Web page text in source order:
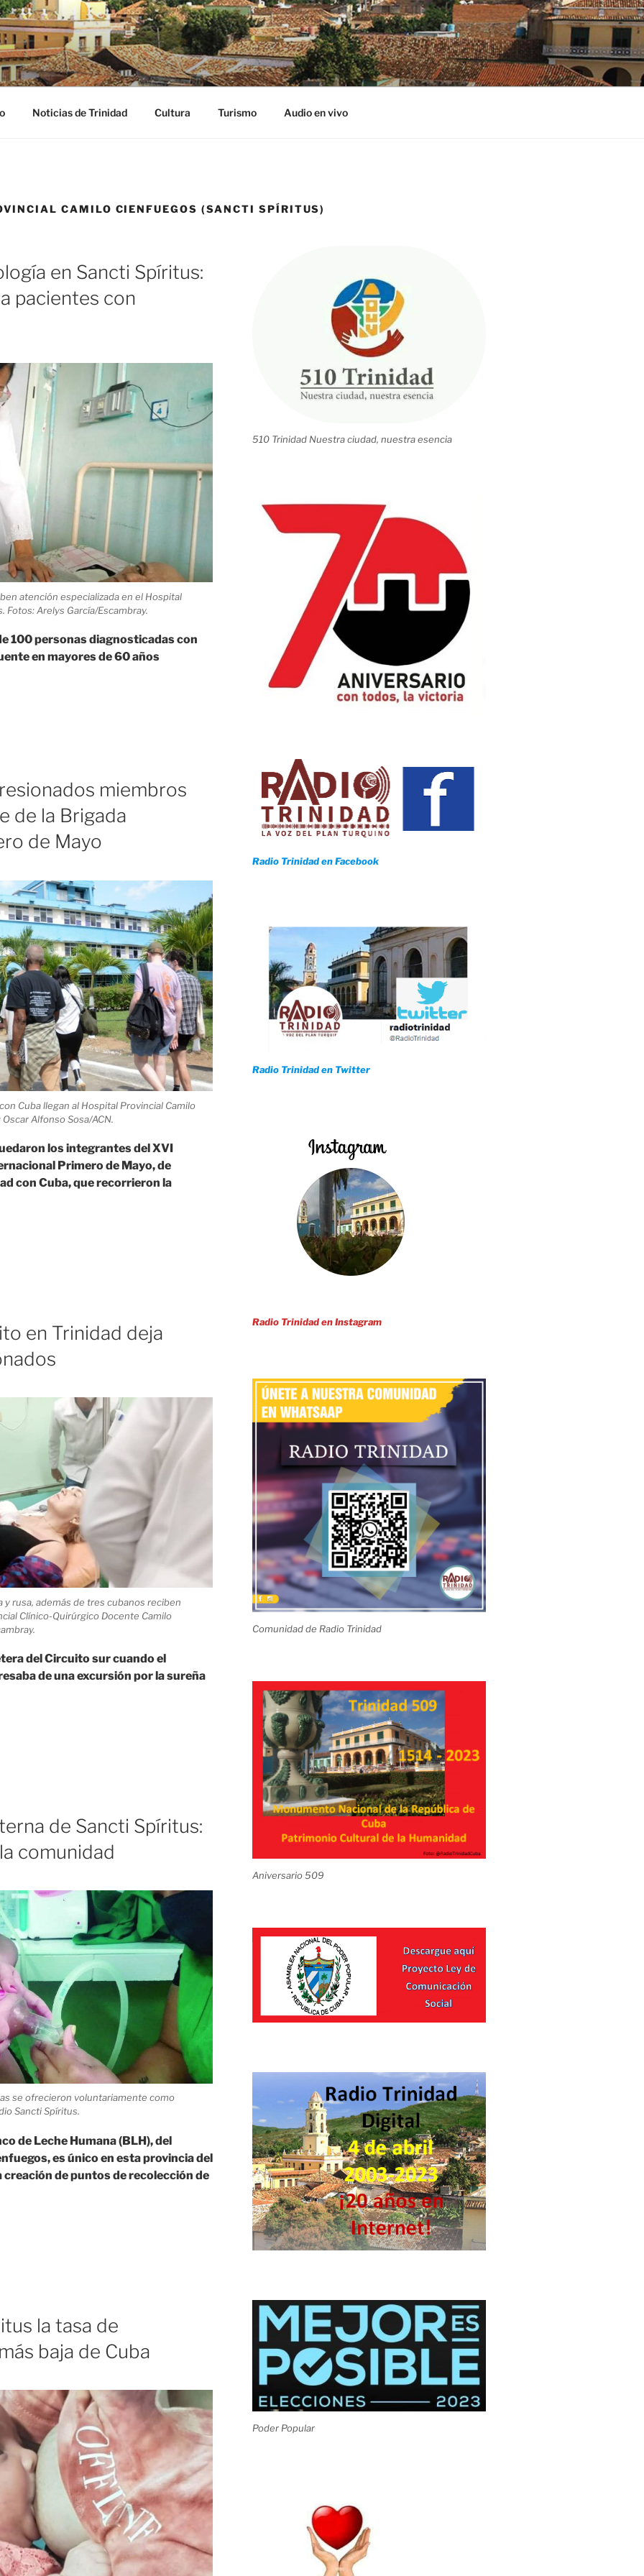
DIGITAL
Noticias de Trinidad Cultura Turismo Audio en vivo
CAMILO CIENFUEGOS (SANCTI SPÍRITUS)
en Sancti Spíritus:
pacientes con
atención especializada en el Hospital
Fotos: Arelys García/Escambray.
100 personas diagnosticadas con
en mayores de 60 años
miembros
de la Brigada
de Mayo
Cuba llegan al Hospital Provincial Camilo
Alfonso Sosa/ACN.
los integrantes del XVI
Primero de Mayo, de
con Cuba, que recorrieron la
en Trinidad deja
rusa, además de tres cubanos reciben
Clínico-Quirúrgico Docente Camilo
del Circuito sur cuando el
de una excursión por la sureña
de Sancti Spíritus:
comunidad
se ofrecieron voluntariamente como
Sancti Spíritus.
de Leche Humana (BLH), del
es único en esta provincia del
creación de puntos de recolección de
la tasa de
baja de Cuba
510 Trinidad Nuestra ciudad, nuestra esencia
Radio Trinidad en Facebook
Radio Trinidad en Twitter
Radio Trinidad en Instagram
Comunidad de Radio Trinidad
Aniversario 509
Poder Popular